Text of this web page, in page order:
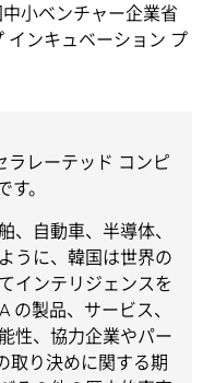
小ベンチャー企業省
インキュベーション プ
ラレーテッド コンピ
。
、自動車、半導体、
うに、韓国は世界の
インテリジェンスを
の製品、サービス、
性、協力企業やパー
取り決めに関する期